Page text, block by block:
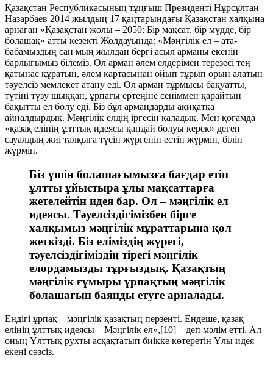
Қазақстан Республикасының тұңғыш Президенті Нұрсұлтан
Назарбаев 2014 жылдың 17 қаңтарындағы Қазақстан халқына
арнаған «Қазақстан жолы – 2050: Бір мақсат, бір мүдде, бір
болашақ» атты кезекті Жолдауында: «Мәңгілік ел – ата-
бабамыздың сан мың жылдан бергі асыл арманы екенін
барлығымыз білеміз. Ол арман әлем елдерімен терезесі тең
қатынас құратын, әлем картасынан ойып тұрып орын алатын
тәуелсіз мемлекет атану еді. Ол арман тұрмысы бақуатты,
түтіні түзу шыққан, ұрпағы ертеңіне сеніммен қарайтын
бақытты ел болу еді. Біз бұл армандарды ақиқатқа
айналдырдық. Мәңгілік елдің іргесін қаладық. Мен қоғамда
«қазақ елінің ұлттық идеясы қандай болуы керек» деген
сауалдың жиі талқыға түсіп жүргенін естіп жүрмін, біліп
жүрмін.
Біз үшін болашағымызға бағдар етіп
ұлтты ұйыстыра ұлы мақсаттарға
жетелейтін идея бар. Ол – мәңгілік ел
идеясы. Тәуелсіздігімізбен бірге
халқымыз мәңгілік мұраттарына қол
жеткізді. Біз еліміздің жүрегі,
тәуелсіздігіміздің тірегі мәңгілік
елордамызды тұрғыздық. Қазақтың
мәңгілік ғұмыры ұрпақтың мәңгілік
болашағын баянды етуге арналады.
Ендігі ұрпақ – мәңгілік қазақтың перзенті. Ендеше, қазақ
елінің ұлттық идеясы – Мәңгілік ел»,[10] – деп мәлім етті. Ал
оның Ұлттық рухты асқақтатып биікке көтеретін Ұлы идея
екені сөзсіз.